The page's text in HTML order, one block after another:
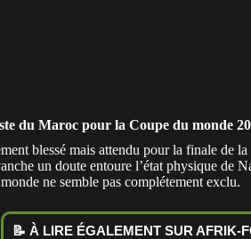
du Maroc pour la Coupe du monde
blessé mais attendu pour la finale de
un doute entoure l’état physique de
ne semble pas complétement exclu.
📝 À LIRE ÉGALEMENT SUR AFRIK-